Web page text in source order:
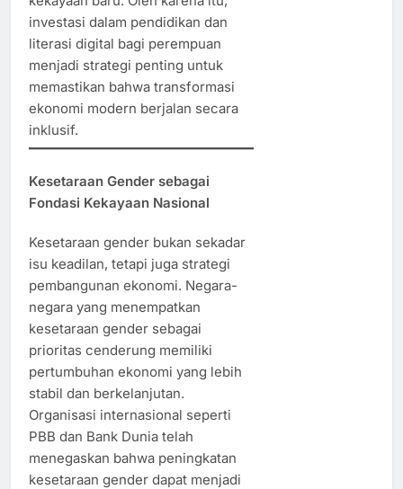
investasi dalam pendidikan dan
literasi digital bagi perempuan
menjadi strategi penting untuk
memastikan bahwa transformasi
ekonomi modern berjalan secara
inklusif.
Kesetaraan Gender sebagai
Fondasi Kekayaan Nasional
Kesetaraan gender bukan sekadar
isu keadilan, tetapi juga strategi
pembangunan ekonomi. Negara-
negara yang menempatkan
kesetaraan gender sebagai
prioritas cenderung memiliki
pertumbuhan ekonomi yang lebih
stabil dan berkelanjutan.
Organisasi internasional seperti
PBB dan Bank Dunia telah
menegaskan bahwa peningkatan
kesetaraan gender dapat menjadi